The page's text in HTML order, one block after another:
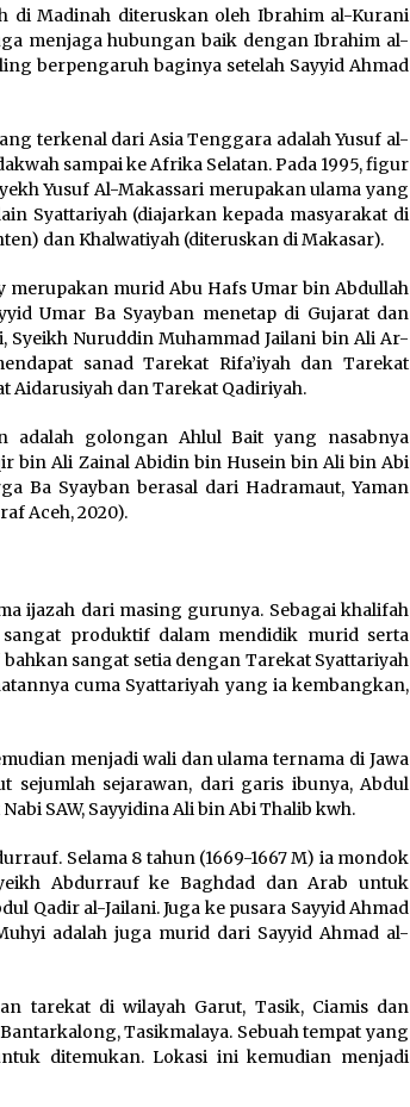
di Madinah diteruskan oleh Ibrahim al-Kurani
menjaga hubungan baik dengan Ibrahim al-
berpengaruh baginya setelah Sayyid Ahmad
terkenal dari Asia Tenggara adalah Yusuf al-
sampai ke Afrika Selatan. Pada 1995, figur
Yusuf Al-Makassari merupakan ulama yang
Syattariyah (diajarkan kepada masyarakat di
dan Khalwatiyah (diteruskan di Makasar).
merupakan murid Abu Hafs Umar bin Abdullah
Umar Ba Syayban menetap di Gujarat dan
Nuruddin Muhammad Jailani bin Ali Ar-
sanad Tarekat Rifa’iyah dan Tarekat
Aidarusiyah dan Tarekat Qadiriyah.
adalah golongan Ahlul Bait yang nasabnya
bin Ali Zainal Abidin bin Husein bin Ali bin Abi
Ba Syayban berasal dari Hadramaut, Yaman
Aceh, 2020).
ijazah dari masing gurunya. Sebagai khalifah
produktif dalam mendidik murid serta
sangat setia dengan Tarekat Syattariyah
cuma Syattariyah yang ia kembangkan,
menjadi wali dan ulama ternama di Jawa
sejumlah sejarawan, dari garis ibunya, Abdul
SAW, Sayyidina Ali bin Abi Thalib kwh.
Selama 8 tahun (1669-1667 M) ia mondok
Abdurrauf ke Baghdad dan Arab untuk
Qadir al-Jailani. Juga ke pusara Sayyid Ahmad
adalah juga murid dari Sayyid Ahmad al-
tarekat di wilayah Garut, Tasik, Ciamis dan
Tasikmalaya. Sebuah tempat yang
ditemukan. Lokasi ini kemudian menjadi